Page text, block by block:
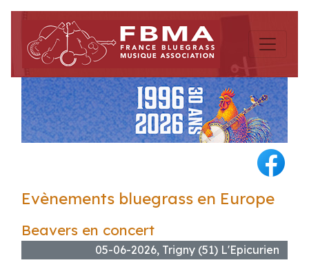
Evènements bluegrass en Europe
Beavers en concert
05-06-2026, Trigny (51) L'Epicurien